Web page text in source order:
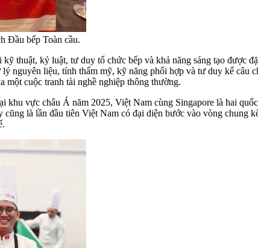
Đầu bếp Toàn cầu.
thuật, kỷ luật, tư duy tổ chức bếp và khả năng sáng tạo được
nguyên liệu, tính thẩm mỹ, kỹ năng phối hợp và tư duy kể câu
cuộc tranh tài nghề nghiệp thông thường.
vực châu Á năm 2025, Việt Nam cùng Singapore là hai
là lần đầu tiên Việt Nam có đại diện bước vào vòng chung